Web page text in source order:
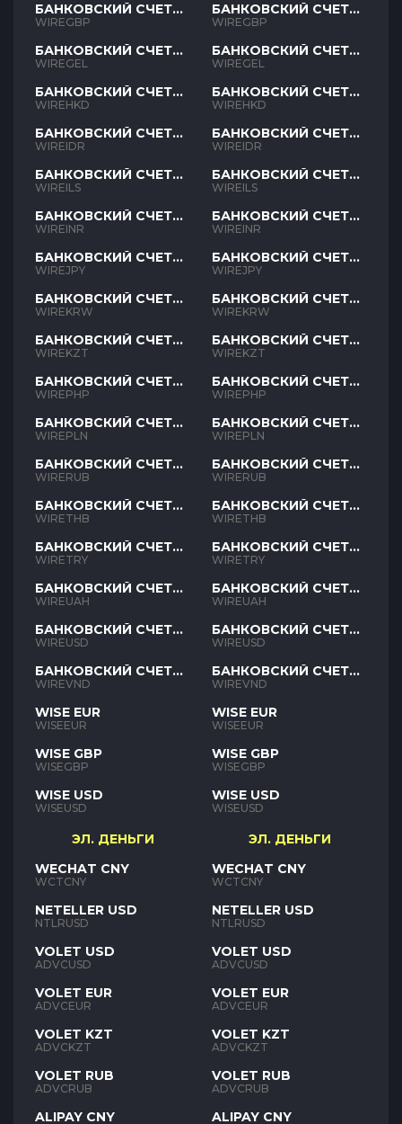
БАНКОВСКИЙ СЧЕТ
GBP
WIREGBP
БАНКОВСКИЙ СЧЕТ
GEL
WIREGEL
БАНКОВСКИЙ СЧЕТ
HKD
WIREHKD
БАНКОВСКИЙ СЧЕТ
IDR
WIREIDR
БАНКОВСКИЙ СЧЕТ
ILS
WIREILS
БАНКОВСКИЙ СЧЕТ
INR
WIREINR
БАНКОВСКИЙ СЧЕТ
JPY
WIREJPY
БАНКОВСКИЙ СЧЕТ
KRW
WIREKRW
БАНКОВСКИЙ СЧЕТ
KZT
WIREKZT
БАНКОВСКИЙ СЧЕТ
PHP
WIREPHP
БАНКОВСКИЙ СЧЕТ
PLN
WIREPLN
БАНКОВСКИЙ СЧЕТ
RUB
WIRERUB
БАНКОВСКИЙ СЧЕТ
THB
WIRETHB
БАНКОВСКИЙ СЧЕТ
TRY
WIRETRY
БАНКОВСКИЙ СЧЕТ
UAH
WIREUAH
БАНКОВСКИЙ СЧЕТ
USD
WIREUSD
БАНКОВСКИЙ СЧЕТ
VND
WIREVND
WISE EUR
WISEEUR
WISE GBP
WISEGBP
WISE USD
WISEUSD
ЭЛ. ДЕНЬГИ
WECHAT CNY
WCTCNY
NETELLER USD
NTLRUSD
VOLET USD
ADVCUSD
VOLET EUR
ADVCEUR
VOLET KZT
ADVCKZT
VOLET RUB
ADVCRUB
ALIPAY CNY
БАНКОВСКИЙ СЧЕТ
GBP
WIREGBP
БАНКОВСКИЙ СЧЕТ
GEL
WIREGEL
БАНКОВСКИЙ СЧЕТ
HKD
WIREHKD
БАНКОВСКИЙ СЧЕТ
IDR
WIREIDR
БАНКОВСКИЙ СЧЕТ
ILS
WIREILS
БАНКОВСКИЙ СЧЕТ
INR
WIREINR
БАНКОВСКИЙ СЧЕТ
JPY
WIREJPY
БАНКОВСКИЙ СЧЕТ
KRW
WIREKRW
БАНКОВСКИЙ СЧЕТ
KZT
WIREKZT
БАНКОВСКИЙ СЧЕТ
PHP
WIREPHP
БАНКОВСКИЙ СЧЕТ
PLN
WIREPLN
БАНКОВСКИЙ СЧЕТ
RUB
WIRERUB
БАНКОВСКИЙ СЧЕТ
THB
WIRETHB
БАНКОВСКИЙ СЧЕТ
TRY
WIRETRY
БАНКОВСКИЙ СЧЕТ
UAH
WIREUAH
БАНКОВСКИЙ СЧЕТ
USD
WIREUSD
БАНКОВСКИЙ СЧЕТ
VND
WIREVND
WISE EUR
WISEEUR
WISE GBP
WISEGBP
WISE USD
WISEUSD
ЭЛ. ДЕНЬГИ
WECHAT CNY
WCTCNY
NETELLER USD
NTLRUSD
VOLET USD
ADVCUSD
VOLET EUR
ADVCEUR
VOLET KZT
ADVCKZT
VOLET RUB
ADVCRUB
ALIPAY CNY